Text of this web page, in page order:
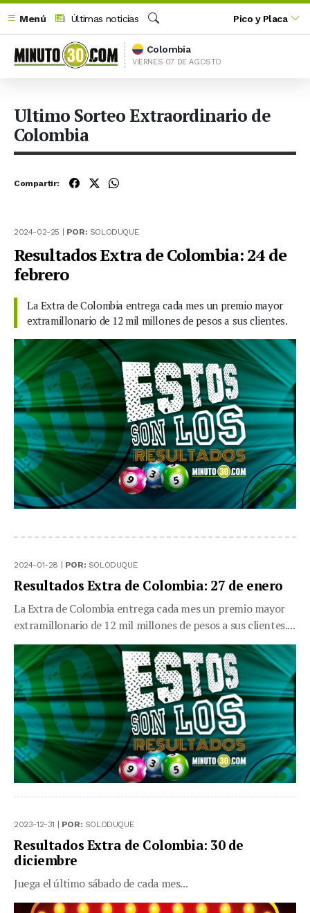
Menú
Últimas noticias
Buscar
Pico y Placa
Colombia
VIERNES 07 DE AGOSTO
Ultimo Sorteo Extraordinario de
Colombia
Compartir:
2024-02-25 | POR: SOLODUQUE
Resultados Extra de Colombia: 24 de
febrero
La Extra de Colombia entrega cada mes un premio mayor
extramillonario de 12 mil millones de pesos a sus clientes.
2024-01-28 | POR: SOLODUQUE
Resultados Extra de Colombia: 27 de enero
La Extra de Colombia entrega cada mes un premio mayor
extramillonario de 12 mil millones de pesos a sus clientes....
2023-12-31 | POR: SOLODUQUE
Resultados Extra de Colombia: 30 de
diciembre
Juega el último sábado de cada mes...